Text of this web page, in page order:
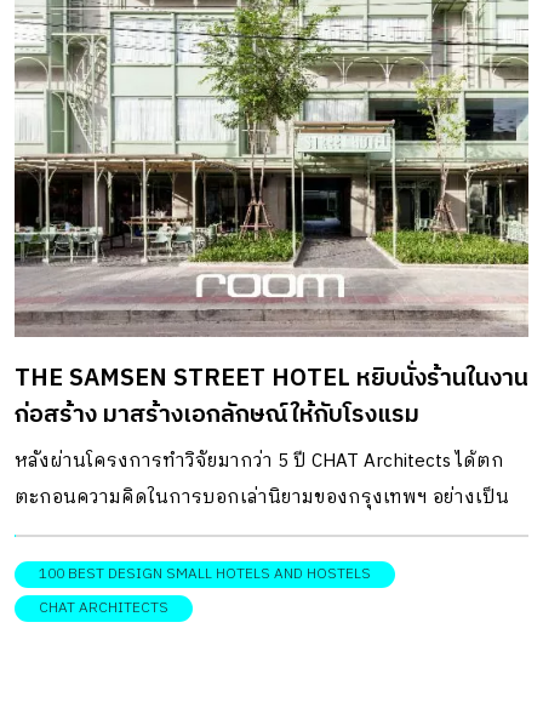
พงษ์ สถาปนิกผู้พัฒนาโครงการกล่าวว่า แนวคิดของ The
Indigo Loom House คือความตั้งใจที่อยากพัฒนาพื้นที่ต่าง
จังหวัดให้เจริญ โดยความเจริญในที่นี้ ไม่ใช่ในลักษณะของการ
พัฒนาสิ่งก่อสร้างอย่าง ถนนคอนกรีต ห้างสรรพสินค้า
คอนโดมิเนียม หรืออาคารสำนักงานอย่างเมืองหลวง แต่คือการ
พัฒนาเมืองต่างจังหวัดในด้านการเพิ่มโอกาสให้คนท้องถิ่นได้มี
ส่วนร่วมในการพัฒนาพื้นที่ สร้างความหนาแน่นทางประชากร
ควบคู่ไปกับการพัฒนาสภาพแวดล้อมและบริบทของจังหวัด
ของตนเอง ตัวโครงการ The Indigo Loom House นี้ จึงตั้งใจ
ให้เป็นส่วนหนึ่งเล็ก ๆ […]
THE SAMSEN STREET HOTEL หยิบนั่งร้านในงาน
ก่อสร้าง มาสร้างเอกลักษณ์ให้กับโรงแรม
หลังผ่านโครงการทำวิจัยมากว่า 5 ปี CHAT Architects ได้ตก
ตะกอนความคิดในการบอกเล่านิยามของกรุงเทพฯ อย่างเป็น
รูปธรรม ผ่านงานออกแบบ The Samsen Street Hotel ซึ่งนับ
เป็นงานออกแบบชิ้นสำคัญที่สุดชิ้นหนึ่งของสถาปนิก
100 BEST DESIGN SMALL HOTELS AND HOSTELS
CHAT ARCHITECTS